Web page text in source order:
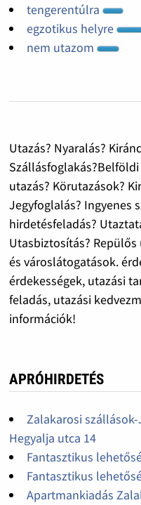
tengerentúlra
egzotikus helyre
nem utazom
Utazás? Nyaralás?
utazás? Körutazások?
Jegyfoglalás? Ingyenes
hirdetésfeladás?
Utasbiztosítás?
és városlátogatások.
érdekességek, utazási
feladás, utazási
információk!
APRÓHIRDETÉS
Zalakarosi
Hegyalja utca 14
Fantasztikus
Fantasztikus
Apartmankiadás